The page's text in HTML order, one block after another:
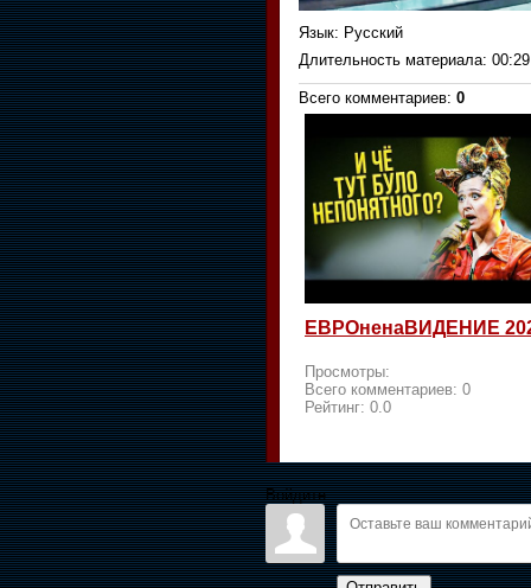
Язык: Русский
Длительность материала:
Всего комментариев: 0
ЕВРОненаВИДЕНИЕ
Просмотры:
Всего комментариев: 0
Рейтинг: 0.0
Войдите: